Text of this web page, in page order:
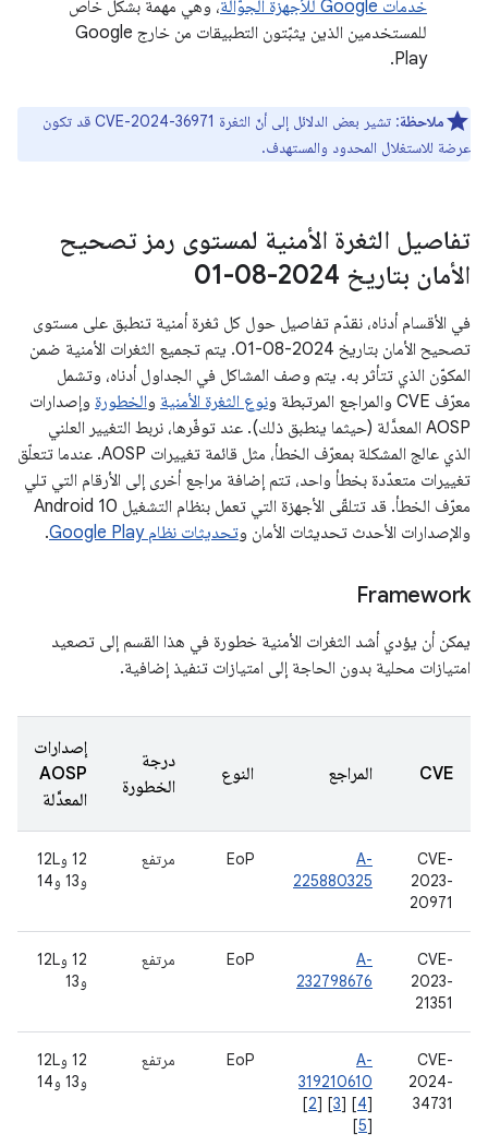
خدمات Google للأجهزة الجوّالة
، وهي مهمة بشكل خاص
للمستخدمين الذين يثبّتون التطبيقات من خارج Google
Play.
ملاحظة
: تشير بعض الدلائل إلى أنّ الثغرة CVE-2024-36971 قد تكون
عرضة للاستغلال المحدود والمستهدف.
تفاصيل الثغرة الأمنية لمستوى رمز تصحيح
الأمان بتاريخ 2024-08-01
في الأقسام أدناه، نقدّم تفاصيل حول كل ثغرة أمنية تنطبق على مستوى
تصحيح الأمان بتاريخ 2024-08-01. يتم تجميع الثغرات الأمنية ضمن
المكوّن الذي تتأثر به. يتم وصف المشاكل في الجداول أدناه، وتشمل
معرّف CVE والمراجع المرتبطة و
نوع الثغرة الأمنية والخطورة وإصدارات
AOSP المعدَّلة (حيثما ينطبق ذلك). عند توفّرها، نربط التغيير العلني
الذي عالج المشكلة بمعرّف الخطأ، مثل قائمة تغييرات AOSP. عندما تتعلّق
تغييرات متعدّدة بخطأ واحد، تتم إضافة مراجع أخرى إلى الأرقام التي تلي
معرّف الخطأ. قد تتلقّى الأجهزة التي تعمل بنظام التشغيل Android 10
والإصدارات الأحدث تحديثات الأمان وتحديثات نظام Google Play .
Framework
يمكن أن يؤدي أشد الثغرات الأمنية خطورة في هذا القسم إلى تصعيد
امتيازات محلية بدون الحاجة إلى امتيازات تنفيذ إضافية.
CVE المراجع النوع
درجة
الخطورة
إصدارات
AOSP
المعدَّلة
CVE-
2023-
20971
A-
225880325
EoP مرتفع
‫12 و12L
و13 و14
CVE-
2023-
21351
A-
232798676
EoP مرتفع
‫12 و12L
و13
CVE-
2024-
34731
A-
319210610
[2] [3] [4]
[5]
EoP مرتفع
‫12 و12L
و13 و14